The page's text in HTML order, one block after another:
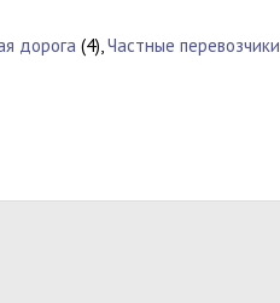
дорога (4),Частные перевозчики